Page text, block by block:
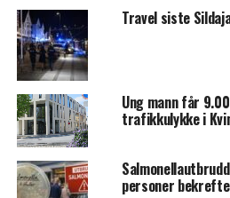
Travel siste
Ung mann får
trafikkulykke i
personer